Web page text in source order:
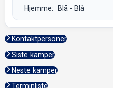
Hjemme: Blå - Blå
Kontaktpersoner
Siste kamper
Neste kamper
Terminliste